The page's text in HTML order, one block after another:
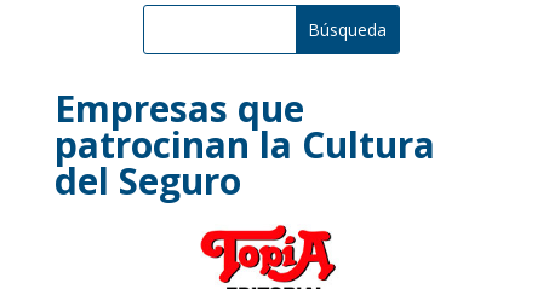
Empresas que
patrocinan la Cultura
del Seguro